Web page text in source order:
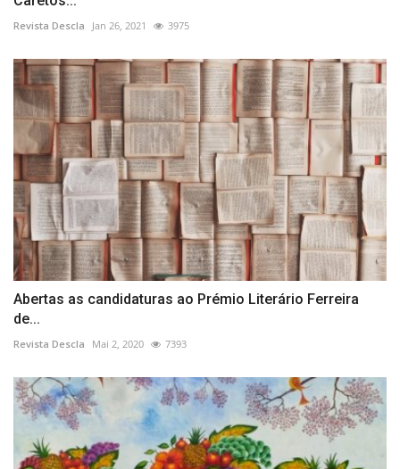
Revista Descla Jan 26, 2021 3975
Abertas as candidaturas ao Prémio Literário Ferreira
de...
Revista Descla Mai 2, 2020 7393